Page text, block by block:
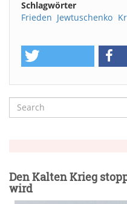
Schlagwörter
Frieden Jewtuschenko
Suche
Search
Den Kalten Krieg
wird